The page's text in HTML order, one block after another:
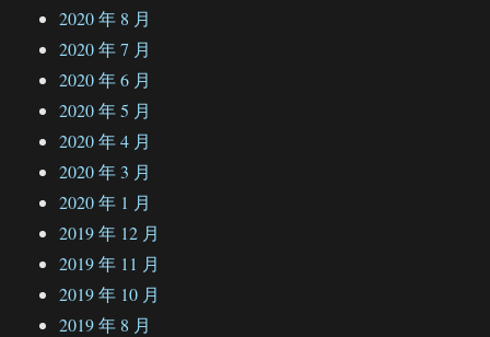
2020 年 8 月
2020 年 7 月
2020 年 6 月
2020 年 5 月
2020 年 4 月
2020 年 3 月
2020 年 1 月
2019 年 12 月
2019 年 11 月
2019 年 10 月
2019 年 8 月